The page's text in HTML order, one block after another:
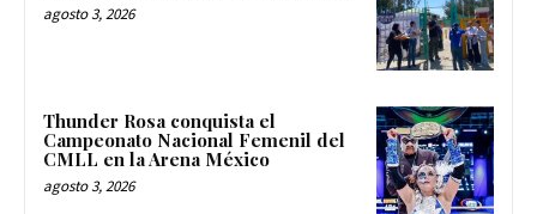
agosto 3, 2026
Thunder Rosa conquista el
Campeonato Nacional Femenil del
CMLL en la Arena México
agosto 3, 2026